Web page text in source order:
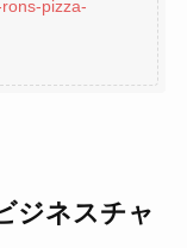
pizza-
ジネスチャ